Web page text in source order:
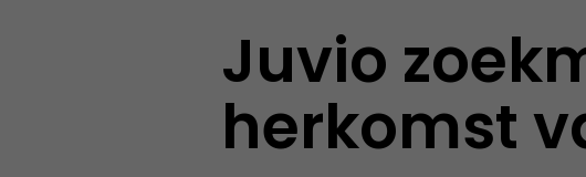
Juvio
herkomst